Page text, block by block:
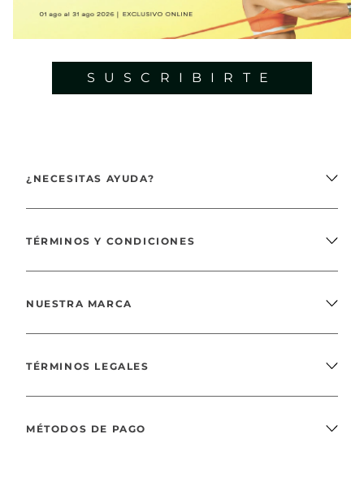
SUSCRIBIRTE
¿NECESITAS AYUDA?
TÉRMINOS Y CONDICIONES
NUESTRA MARCA
TÉRMINOS LEGALES
MÉTODOS DE PAGO